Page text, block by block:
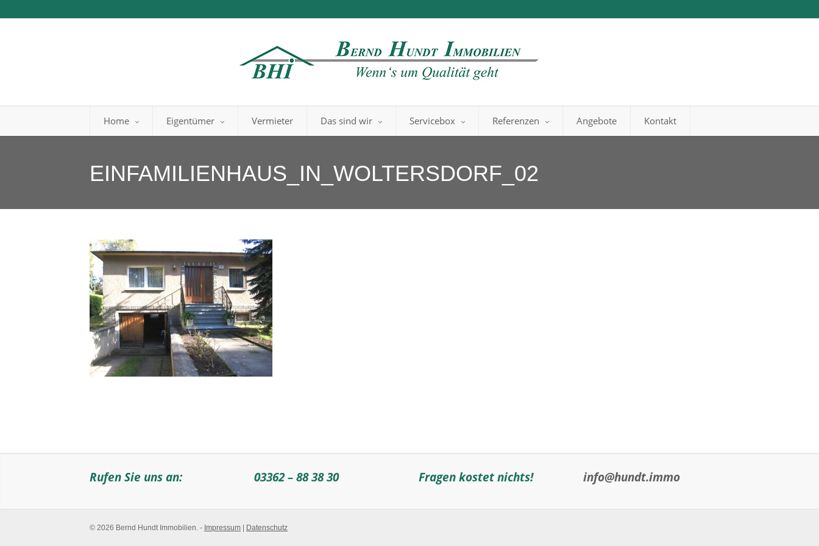
Home Eigentümer Vermieter Das sind wir Servicebox Referenzen Angebote Kontakt
EINFAMILIENHAUS_IN_WOLTERSDORF_02
Rufen Sie uns an: 03362 – 88 38 30 Fragen kostet nichts! info@hundt.immo
© 2026 Bernd Hundt Immobilien. - Impressum Datenschutz